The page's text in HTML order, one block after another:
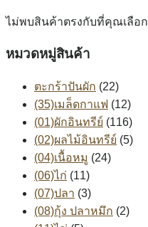
ไม่พบสินค้าตรงกับที่คุณเลือก
หมวดหมู่สินค้า
ตะกร้าปันผัก (22)
(35)เมล็ดกาแฟ (12)
(01)ผักอินทรีย์ (116)
(02)ผลไม้อินทรีย์ (5)
(04)เนื้อหมู (24)
(06)ไก่ (11)
(07)ปลา (3)
(08)กุ้ง ปลาหมึก (2)